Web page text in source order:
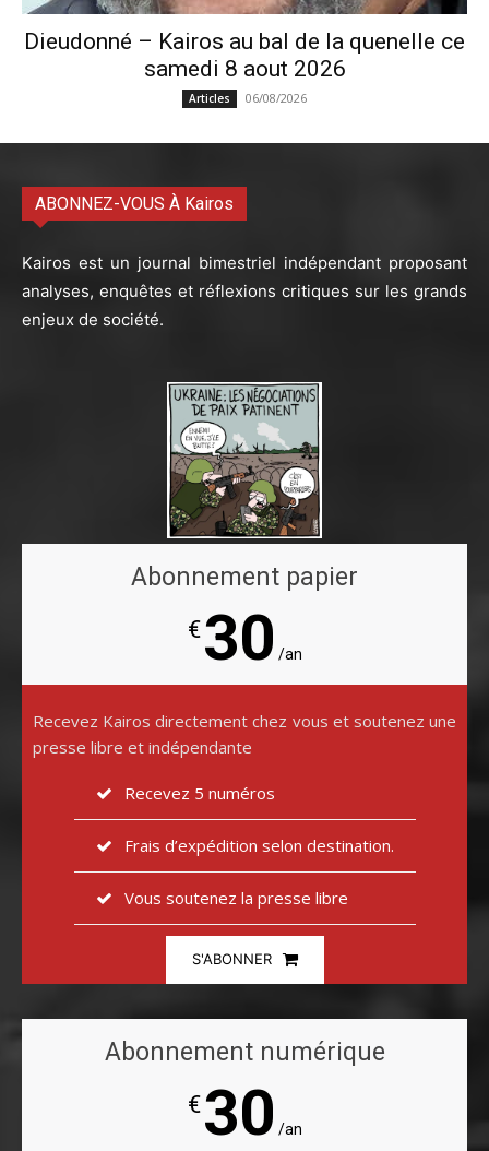
Dieudonné – Kairos au bal de la quenelle ce
samedi 8 aout 2026
Articles 06/08/2026
ABONNEZ-VOUS À Kairos
Kairos est un journal bimestriel indépendant proposant
analyses, enquêtes et réflexions critiques sur les grands
enjeux de société.
Abonnement papier
€30 /an
Recevez Kairos directement chez vous et soutenez une
presse libre et indépendante
Recevez 5 numéros
Frais d’expédition selon destination.
Vous soutenez la presse libre
S'ABONNER
Abonnement numérique
€30 /an